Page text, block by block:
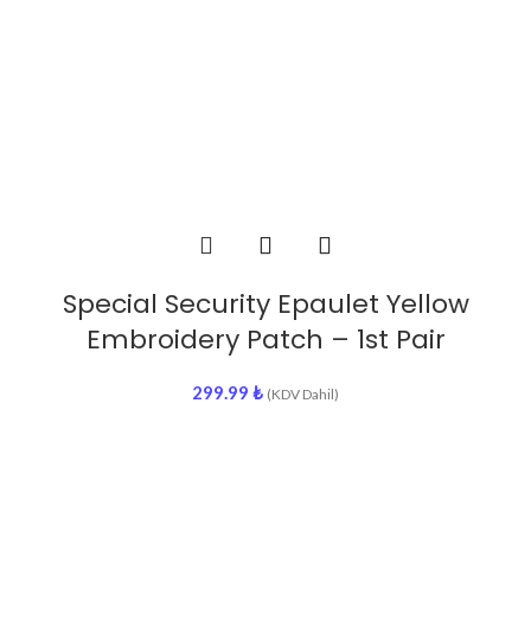
Special Security Epaulet Yellow
Embroidery Patch – 1st Pair
299.99 ₺ (KDV Dahil)